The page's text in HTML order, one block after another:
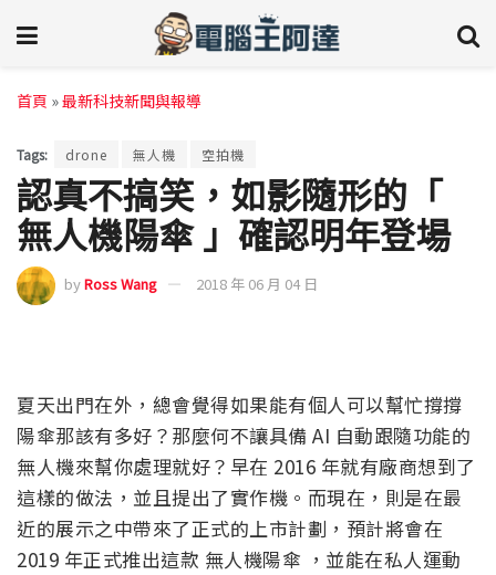
首頁 »最新科技新聞與報導
Tags: drone 無人機 空拍機
認真不搞笑，如影隨形的「
無人機陽傘 」確認明年登場
byRoss Wang 2018 年 06 月 04 日
夏天出門在外，總會覺得如果能有個人可以幫忙撐撐
陽傘那該有多好？那麼何不讓具備 AI 自動跟隨功能的
無人機來幫你處理就好？早在 2016 年就有廠商想到了
這樣的做法，並且提出了實作機。而現在，則是在最
近的展示之中帶來了正式的上市計劃，預計將會在
2019 年正式推出這款 無人機陽傘 ，並能在私人運動